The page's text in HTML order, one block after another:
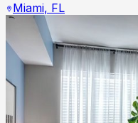
Miami, FL